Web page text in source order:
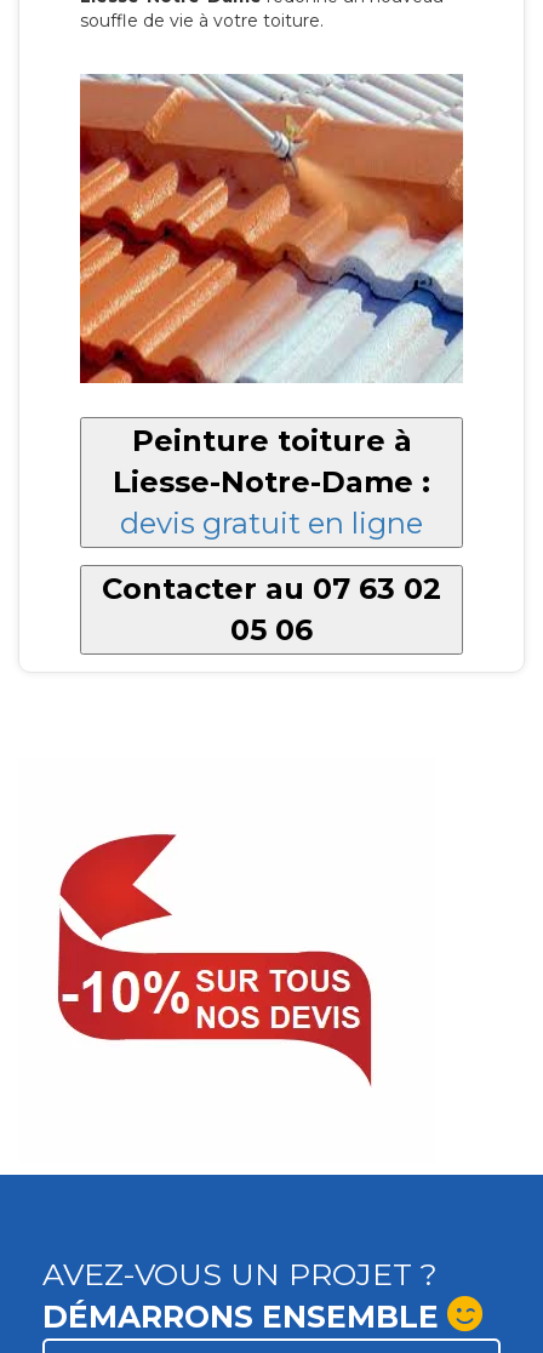
souffle de vie à votre toiture.
Peinture toiture à
Liesse-Notre-Dame :
devis gratuit en ligne
Contacter au 07 63 02
05 06
AVEZ-VOUS UN PROJET ?
DÉMARRONS ENSEMBLE